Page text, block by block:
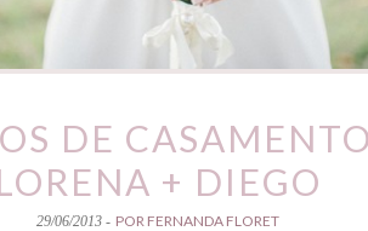
DE
+ DIEGO
29/06/2013 - POR FERNANDA FLORET